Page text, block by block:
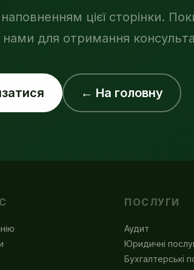
цієї сторінки.
нами для отримання
← На головну
ПОСЛУГИ
Аудит
Юридичні
Бухгалтерські